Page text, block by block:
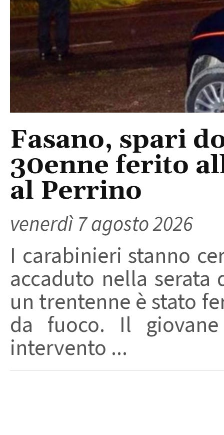
Fasano, spari
30enne ferito
al Perrino
venerdì 7 agosto 2026
I carabinieri stanno
accaduto nella serata
un trentenne è stato
da fuoco. Il
intervento ...